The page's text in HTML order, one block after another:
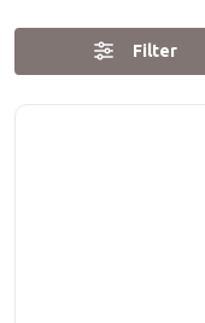
Filter